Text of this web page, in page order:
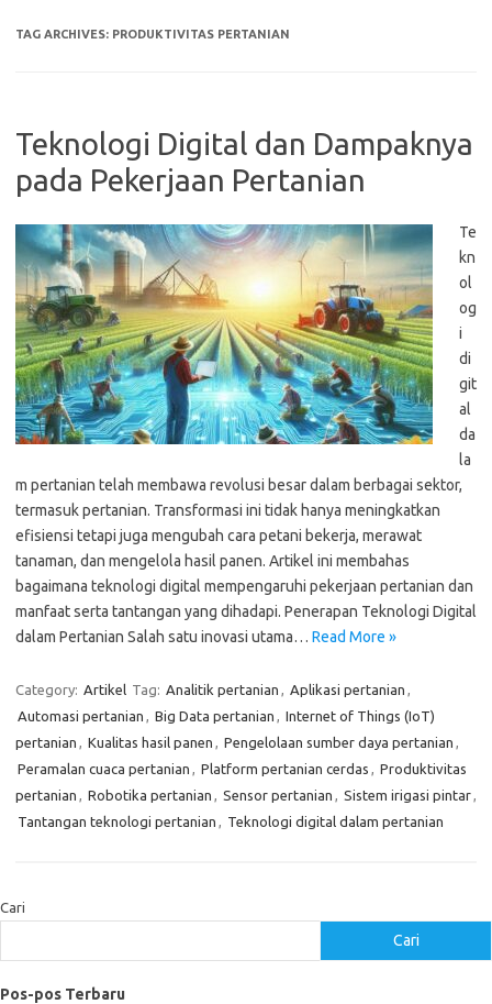
TAG ARCHIVES: PRODUKTIVITAS PERTANIAN
Teknologi Digital dan Dampaknya
pada Pekerjaan Pertanian
Te
kn
ol
og
i
di
git
al
da
la
m pertanian telah membawa revolusi besar dalam berbagai sektor,
termasuk pertanian. Transformasi ini tidak hanya meningkatkan
efisiensi tetapi juga mengubah cara petani bekerja, merawat
tanaman, dan mengelola hasil panen. Artikel ini membahas
bagaimana teknologi digital mempengaruhi pekerjaan pertanian dan
manfaat serta tantangan yang dihadapi. Penerapan Teknologi Digital
dalam Pertanian Salah satu inovasi utama… Read More »
Category: Artikel Tag: Analitik pertanian , Aplikasi pertanian ,
Automasi pertanian , Big Data pertanian , Internet of Things (IoT)
pertanian , Kualitas hasil panen , Pengelolaan sumber daya pertanian ,
Peramalan cuaca pertanian , Platform pertanian cerdas , Produktivitas
pertanian , Robotika pertanian , Sensor pertanian , Sistem irigasi pintar,
Tantangan teknologi pertanian , Teknologi digital dalam pertanian
Cari
Cari
Pos-pos Terbaru